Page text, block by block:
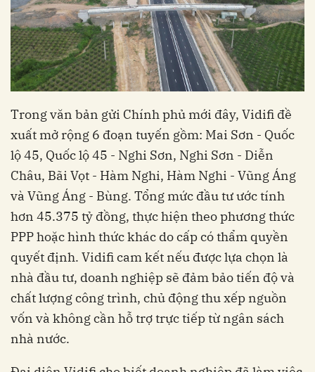
Trong văn bản gửi Chính phủ mới đây, Vidifi đề
xuất mở rộng 6 đoạn tuyến gồm: Mai Sơn - Quốc
lộ 45, Quốc lộ 45 - Nghi Sơn, Nghi Sơn - Diễn
Châu, Bãi Vọt - Hàm Nghi, Hàm Nghi - Vũng Áng
và Vũng Áng - Bùng. Tổng mức đầu tư ước tính
hơn 45.375 tỷ đồng, thực hiện theo phương thức
PPP hoặc hình thức khác do cấp có thẩm quyền
quyết định. Vidifi cam kết nếu được lựa chọn là
nhà đầu tư, doanh nghiệp sẽ đảm bảo tiến độ và
chất lượng công trình, chủ động thu xếp nguồn
vốn và không cần hỗ trợ trực tiếp từ ngân sách
nhà nước.